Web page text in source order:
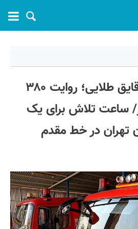
ریزش، انفجار و دقایق طلایی؛ روایت ۳۸۰
در ۲۹ روز/ ساعت تلاش برای یک
تهران در خط مقدم